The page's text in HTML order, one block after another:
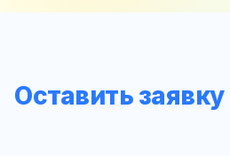
Оставить заявку